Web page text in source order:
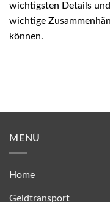
wichtigsten Details
wichtige
können.
MENÜ
Home
Geldtransport